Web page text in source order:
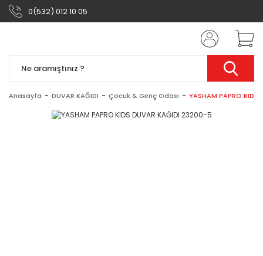
0(532) 012 10 05
Anasayfa DUVAR KAĞIDI Çocuk & Genç Odası YASHAM PAPRO